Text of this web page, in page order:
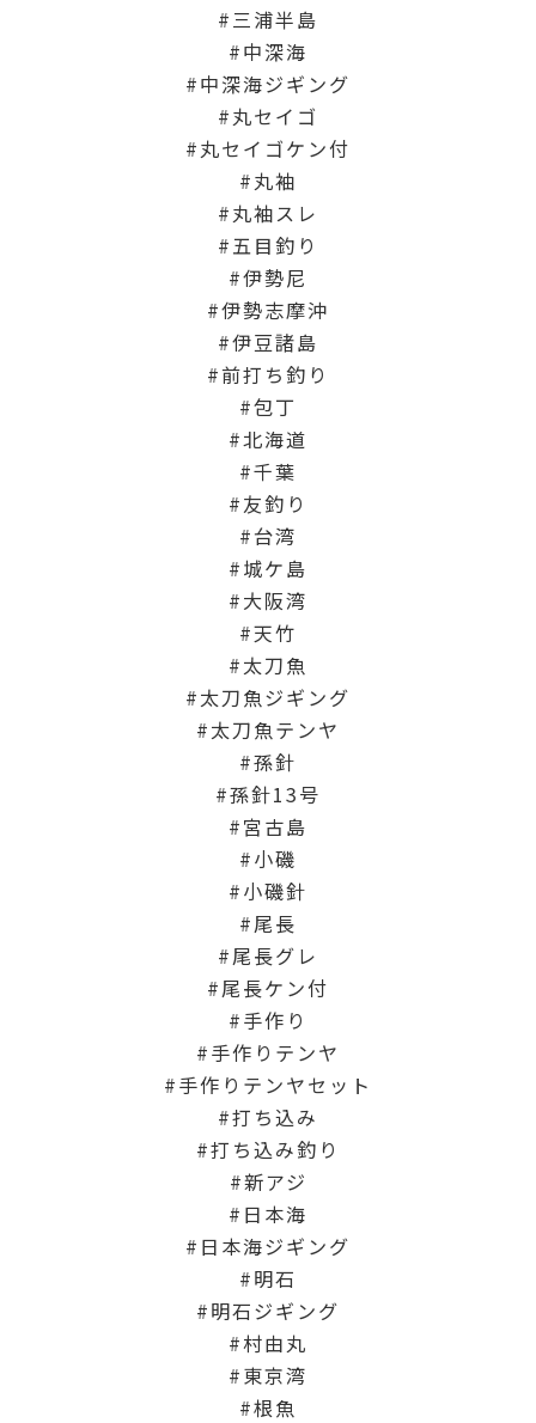
三浦半島
中深海
中深海ジギング
丸セイゴ
丸セイゴケン付
丸袖
丸袖スレ
五目釣り
伊勢尼
伊勢志摩沖
伊豆諸島
前打ち釣り
包丁
北海道
千葉
友釣り
台湾
城ケ島
大阪湾
天竹
太刀魚
太刀魚ジギング
太刀魚テンヤ
孫針
孫針13号
宮古島
小磯
小磯針
尾長
尾長グレ
尾長ケン付
手作り
手作りテンヤ
手作りテンヤセット
打ち込み
打ち込み釣り
新アジ
日本海
日本海ジギング
明石
明石ジギング
村由丸
東京湾
根魚